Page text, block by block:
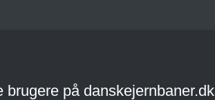
brugere på danskejernbaner.dk